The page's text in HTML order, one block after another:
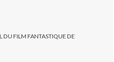
DU FILM FANTASTIQUE DE